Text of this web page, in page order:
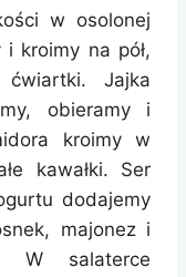
w osolonej
kroimy na pół,
Jajka
obieramy i
kroimy w
kawałki. Ser
dodajemy
majonez i
W salaterce